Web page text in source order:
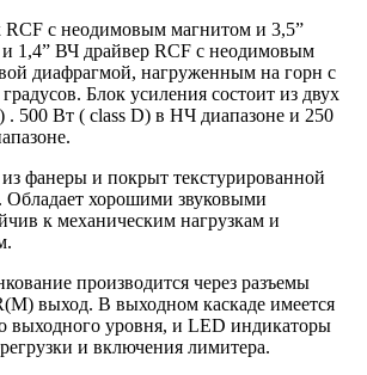
с неодимовым магнитом и 3,5”
и 1,4” ВЧ драйвер RCF с неодимовым
диафрагмой, нагруженным на горн с
Блок усиления состоит из двух
. 500 Вт ( class D) в НЧ диапазоне и 250
фанеры и покрыт текстурированной
Обладает хорошими звуковыми
к механическим нагрузкам и
производится через разъемы
выход. В выходном каскаде имеется
выходного уровня, и LED индикаторы
и включения лимитера.